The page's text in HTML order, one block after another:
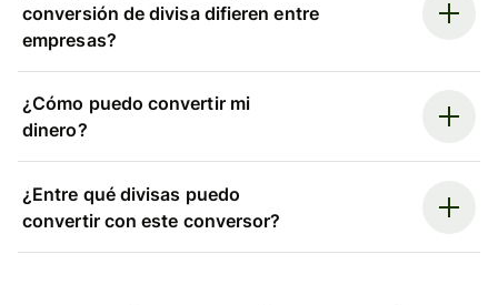
conversión de divisa difieren entre
empresas?
¿Cómo puedo convertir mi
dinero?
¿Entre qué divisas puedo
convertir con este conversor?